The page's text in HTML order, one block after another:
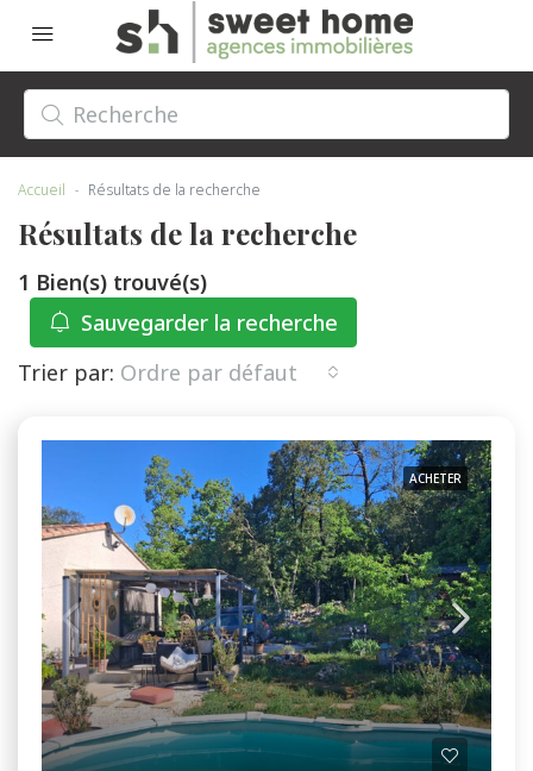
Accueil Résultats de la recherche
Résultats de la recherche
1 Bien(s) trouvé(s)
Trier par: Ordre par défaut
Sauvegarder la recherche
ACHETER